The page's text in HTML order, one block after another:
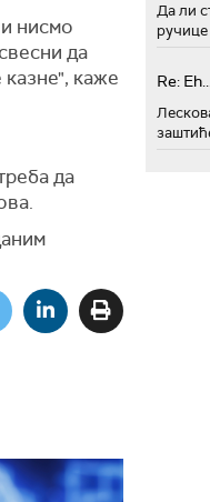
нисмо
да
каже
да
Да ли
Re: